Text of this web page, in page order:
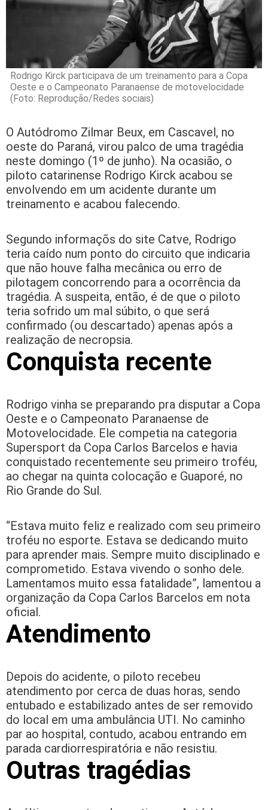
Rodrigo Kirck participava de um treinamento para a Copa
Oeste e o Campeonato Paranaense de motovelocidade
(Foto: Reprodução/Redes sociais)
O Autódromo Zilmar Beux, em Cascavel, no
oeste do Paraná, virou palco de uma tragédia
neste domingo (1º de junho). Na ocasião, o
piloto catarinense Rodrigo Kirck acabou se
envolvendo em um acidente durante um
treinamento e acabou falecendo.
Segundo informaçõs do site Catve, Rodrigo
teria caído num ponto do circuito que indicaria
que não houve falha mecânica ou erro de
pilotagem concorrendo para a ocorrência da
tragédia. A suspeita, então, é de que o piloto
teria sofrido um mal súbito, o que será
confirmado (ou descartado) apenas após a
realização de necropsia.
Conquista recente
Rodrigo vinha se preparando pra disputar a Copa
Oeste e o Campeonato Paranaense de
Motovelocidade. Ele competia na categoria
Supersport da Copa Carlos Barcelos e havia
conquistado recentemente seu primeiro troféu,
ao chegar na quinta colocação e Guaporé, no
Rio Grande do Sul.
“Estava muito feliz e realizado com seu primeiro
troféu no esporte. Estava se dedicando muito
para aprender mais. Sempre muito disciplinado e
comprometido. Estava vivendo o sonho dele.
Lamentamos muito essa fatalidade”, lamentou a
organização da Copa Carlos Barcelos em nota
oficial.
Atendimento
Depois do acidente, o piloto recebeu
atendimento por cerca de duas horas, sendo
entubado e estabilizado antes de ser removido
do local em uma ambulância UTI. No caminho
par ao hospital, contudo, acabou entrando em
parada cardiorrespiratória e não resistiu.
Outras tragédias